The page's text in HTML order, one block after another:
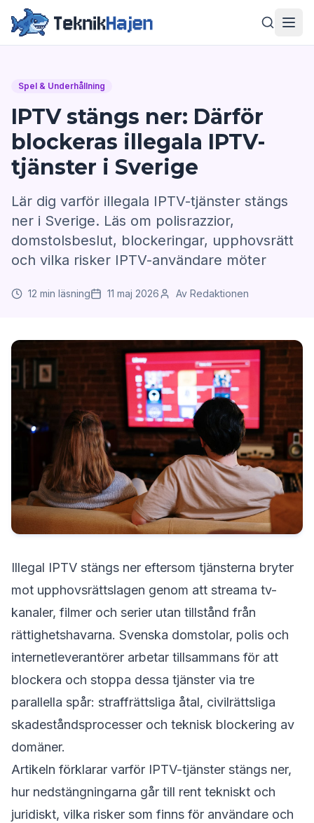
Hoppa till huvudinnehåll
Spel & Underhållning
IPTV stängs ner: Därför
blockeras illegala IPTV-
tjänster i Sverige
Lär dig varför illegala IPTV-tjänster stängs
ner i Sverige. Läs om polisrazzior,
domstolsbeslut, blockeringar, upphovsrätt
och vilka risker IPTV-användare möter
12 min läsning 11 maj 2026 Av Redaktionen
Illegal IPTV stängs ner eftersom tjänsterna bryter
mot upphovsrättslagen genom att streama tv-
kanaler, filmer och serier utan tillstånd från
rättighetshavarna. Svenska domstolar, polis och
internetleverantörer arbetar tillsammans för att
blockera och stoppa dessa tjänster via tre
parallella spår: straffrättsliga åtal, civilrättsliga
skadeståndsprocesser och teknisk blockering av
domäner.
Artikeln förklarar varför IPTV-tjänster stängs ner,
hur nedstängningarna går till rent tekniskt och
juridiskt, vilka risker som finns för användare och